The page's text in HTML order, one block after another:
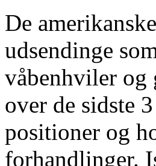
De
udsendinge
våbenhviler og
over de sidste
positioner og
forhandlinger.